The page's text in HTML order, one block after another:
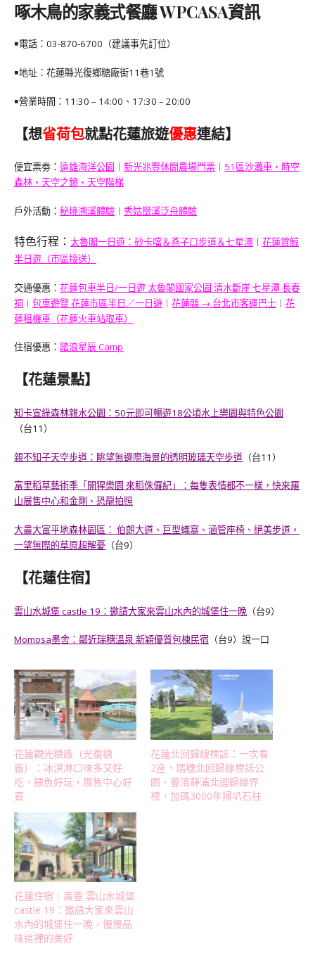
啄木鳥的家義式餐廳 WPCASA資訊
￭電話：03-870-6700（建議事先訂位）
￭地址：花蓮縣光復鄉糖廠街11巷1號
￭營業時間：11:30 – 14:00、17:30 – 20:00
【想省荷包就點花蓮旅遊優惠連結】
便宜票劵： 遠雄海洋公園 ︱ 新光兆豐休閒農場門票 ︱ 51區沙灘車・時空
森林・天空之鏡・天空階梯
戶外活動： 秘境溯溪體驗 ︱ 秀姑巒溪泛舟體驗
特色行程： 太魯閣一日遊：砂卡噹＆燕子口步道＆七星潭 ︱ 花蓮賞鯨
半日遊（市區接送）
交通優惠： 花蓮包車半日/一日遊 太魯閣國家公園 清水斷崖 七星潭 長春
祠 ︱ 包車遊覽 花蓮市區半日／一日遊 ︱ 花蓮縣 → 台北市客運巴士 ︱ 花
蓮租機車（花蓮火車站取車）
住宿優惠： 踏浪星辰 Camp
【花蓮景點】
知卡宣綠森林親水公園：50元即可暢遊18公頃水上樂園與特色公園
（台11）
親不知子天空步道：眺望無邊際海景的透明玻璃天空步道 （台11）
富里稻草藝術季「開猩樂園 來稻侏儸紀」：每隻表情都不一樣，快來羅
山展售中心和金剛、恐龍拍照
大農大富平地森林園區： 伯朗大道、巨型蟻窩、涵管座椅、絕美步道，
一望無際的草原超解憂 （台9）
【花蓮住宿】
雲山水城堡 castle 19：邀請大家來雲山水內的城堡住一晚 （台9）
Momosa墨舍：鄰近瑞穗溫泉 新穎優質包棟民宿 （台9）說一口
花蓮觀光糖廠（光復糖
廠）：冰淇淋口味多又好
吃，餵魚好玩，展售中心好
買
花蓮北回歸線標誌：一次看
2座，瑞穗北回歸線標誌公
園、豐濱靜浦北迴歸線界
標，加碼3000年掃叭石柱
花蓮住宿︱壽豐 雲山水城堡
castle 19：邀請大家來雲山
水內的城堡住一晚，慢慢品
味這裡的美好